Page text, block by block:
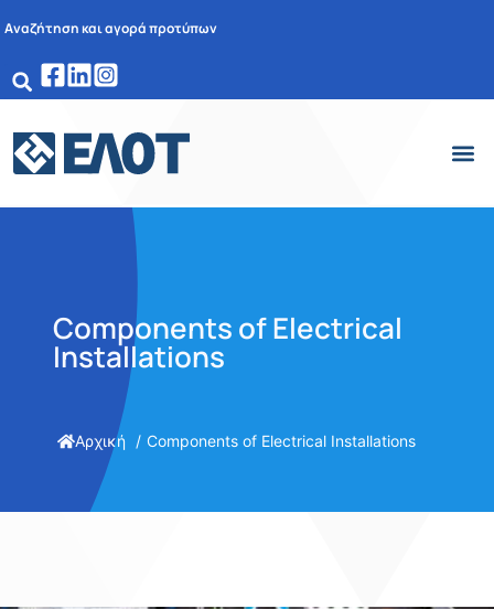
Αναζήτηση και αγορά προτύπων
Components of Electrical
Installations
Αρχική Components of Electrical Installations